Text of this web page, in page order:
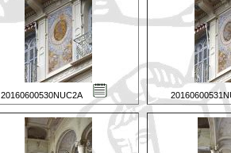
20160600530NUC2A